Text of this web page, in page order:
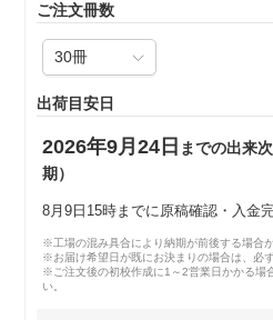
ご注文冊数
出荷目安日
2026年9月24日 までの出来
期）
8月9日15時までに原稿確認・入金
※工場の混み具合により納期が前後する場合が
※お届け希望日が既にお決まりの場合は、必
※ご注文後の初校作成に1～2営業日かかる場
い。